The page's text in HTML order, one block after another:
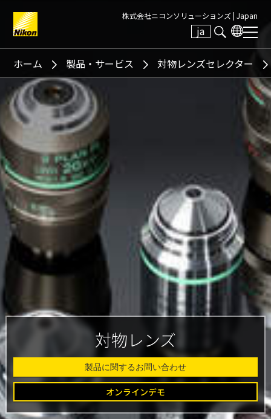
株式会社ニコンソリューションズ | Japan
ja
Search keyword(s)
ホーム 製品・サービス 対物レンズセレクター
対物レンズ
製品に関するお問い合わせ
オンラインデモ